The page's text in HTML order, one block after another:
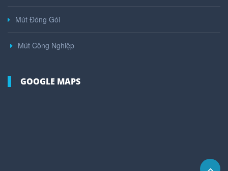
Mút Đóng Gói
Mút Công Nghiệp
GOOGLE MAPS